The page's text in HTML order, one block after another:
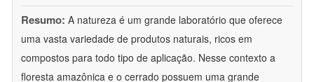
Resumo: A natureza é um grande laboratório que oferece
uma vasta variedade de produtos naturais, ricos em
compostos para todo tipo de aplicação. Nesse contexto a
floresta amazônica e o cerrado possuem uma grande